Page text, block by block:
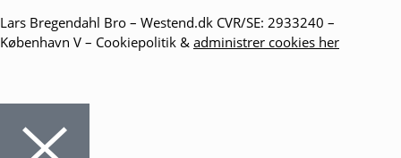
Lars Bregendahl Bro – Westend.dk CVR/SE: 2933240 –
København V – Cookiepolitik & administrer cookies her